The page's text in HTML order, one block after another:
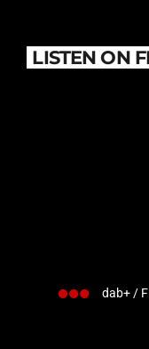
LISTEN ON
dab+ /